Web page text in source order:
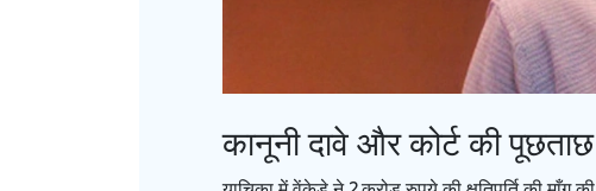
कानूनी दावे और कोर्ट की पूछताछ